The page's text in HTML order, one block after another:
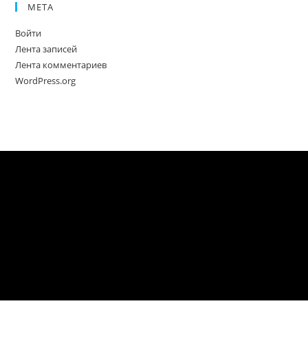
МЕТА
Войти
Лента записей
Лента комментариев
WordPress.org